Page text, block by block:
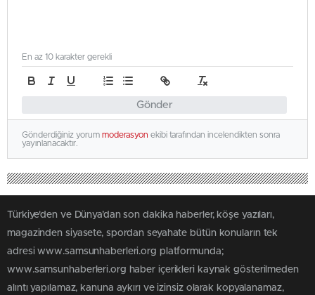
Gönder
En az 10 karakter gerekli
Gönderdiğiniz yorum moderasyon ekibi tarafından incelendikten sonra
yayınlanacaktır.
Türkiye'den ve Dünya’dan son dakika haberler, köşe yazıları,
magazinden siyasete, spordan seyahate bütün konuların tek
adresi www.samsunhaberleri.org platformunda;
www.samsunhaberleri.org haber içerikleri kaynak gösterilmeden
alıntı yapılamaz, kanuna aykırı ve izinsiz olarak kopyalanamaz,